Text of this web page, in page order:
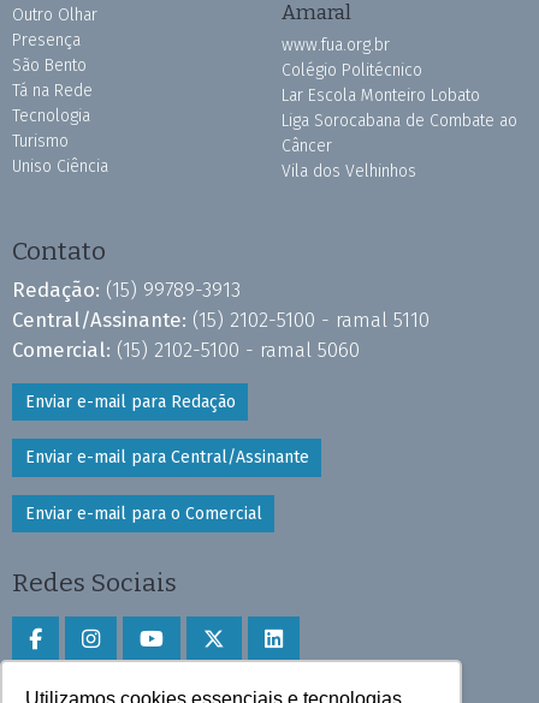
Utilizamos cookies essenciais e tecnologias
Outro Olhar
Presença
São Bento
Tá na Rede
Tecnologia
Turismo
Uniso Ciência
Amaral
www.fua.org.br
Colégio Politécnico
Lar Escola Monteiro Lobato
Liga Sorocabana de Combate ao
Câncer
Vila dos Velhinhos
Contato
Redação: (15) 99789-3913
Central/Assinante: (15) 2102-5100 - ramal 5110
Comercial: (15) 2102-5100 - ramal 5060
Enviar e-mail para Redação
Enviar e-mail para Central/Assinante
Enviar e-mail para o Comercial
Redes Sociais